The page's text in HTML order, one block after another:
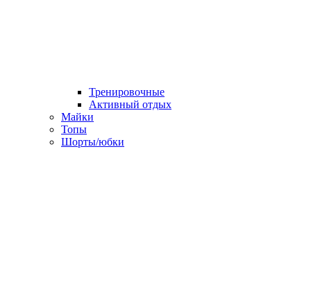
Тренировочные
Активный отдых
Майки
Топы
Шорты/юбки